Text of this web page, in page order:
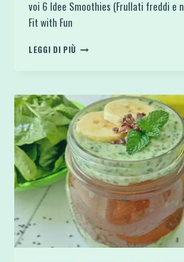
voi 6 Idee Smoothies (Frullati freddi e
Fit with Fun
LEGGI DI PIÙ
FREDDI
E
NUTRIENTI)